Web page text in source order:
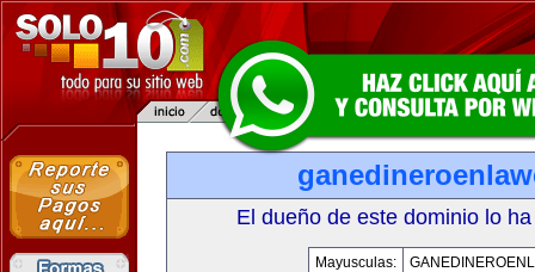
El dueño de este dominio lo
Mayusculas: